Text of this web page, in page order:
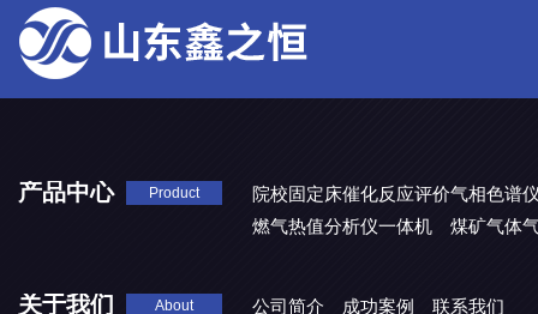
产品中心 Product
院校固定床催化反应评价气相色谱
燃气热值分析仪一体机
煤矿气体
关于我们 About 公司简介 成功案例 联系我们